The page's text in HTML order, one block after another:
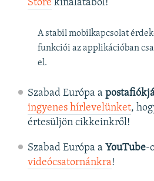
Store kínálatából!
A stabil mobilkapcsolat
funkciói az applikációban
el.
Szabad Európa a
ingyenes hírlevelünket,
értesüljön cikkeinkről!
Szabad Európa a YouTube-
videócsatornánkra!